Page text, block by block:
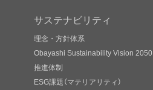
サステナビリティ
理念・方針体系
Obayashi Sustainability Vision 2050
推進体制
ESG課題（マテリアリティ）